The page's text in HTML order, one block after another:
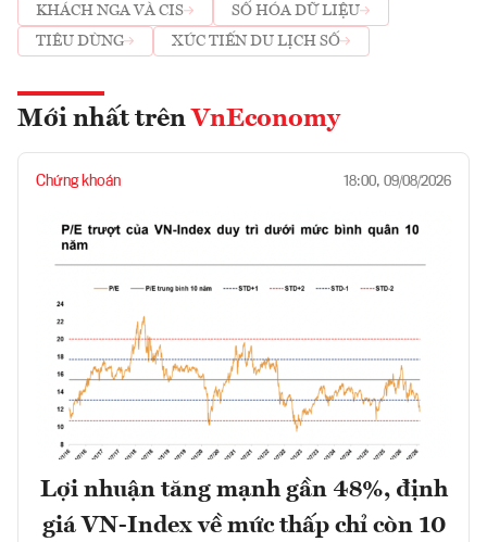
KHÁCH NGA VÀ CIS
SỐ HÓA DỮ LIỆU
TIÊU DÙNG
XÚC TIẾN DU LỊCH SỐ
Mới nhất trên VnEconomy
Chứng khoán 18:00, 09/08/2026
Lợi nhuận tăng mạnh gần 48%, định
giá VN-Index về mức thấp chỉ còn 10